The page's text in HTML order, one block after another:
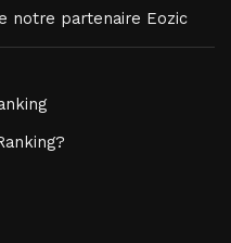
notre partenaire Eozic